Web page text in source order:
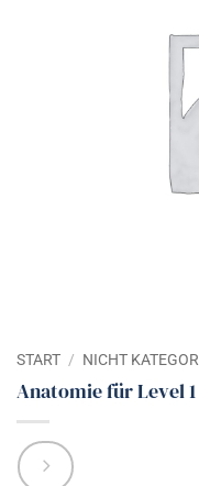
START / NICHT
Anatomie für Level 1